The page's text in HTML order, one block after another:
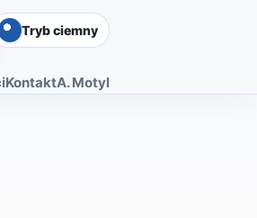
Tryb ciemny
KontaktA. Motyl